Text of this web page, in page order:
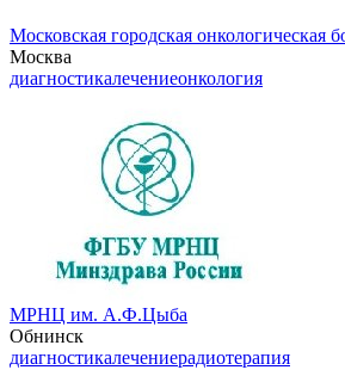
Московская городская онкологическая
Москва
диагностикалечениеонкология
МРНЦ им. А.Ф.Цыба
Обнинск
диагностикалечениерадиотерапия